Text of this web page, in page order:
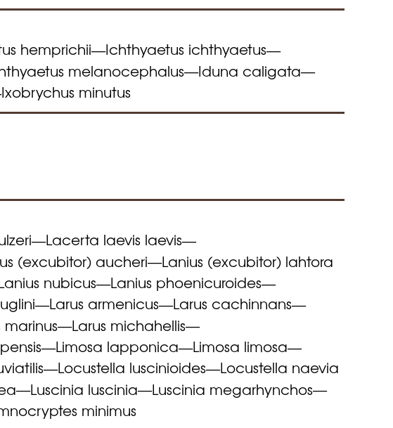
hemprichii—Ichthyaetus ichthyaetus—
melanocephalus—Iduna caligata—
Ixobrychus minutus
—Lacerta laevis laevis—
(excubitor) aucheri—Lanius (excubitor) lahtora
nubicus—Lanius phoenicuroides—
—Larus armenicus—Larus cachinnans—
marinus—Larus michahellis—
—Limosa lapponica—Limosa limosa—
—Locustella luscinioides—Locustella naevia
—Luscinia luscinia—Luscinia megarhynchos—
minimus